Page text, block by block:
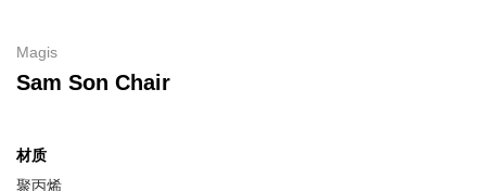
Magis
Sam Son Chair
材质
聚丙烯